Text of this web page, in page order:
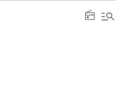
radio manage_search